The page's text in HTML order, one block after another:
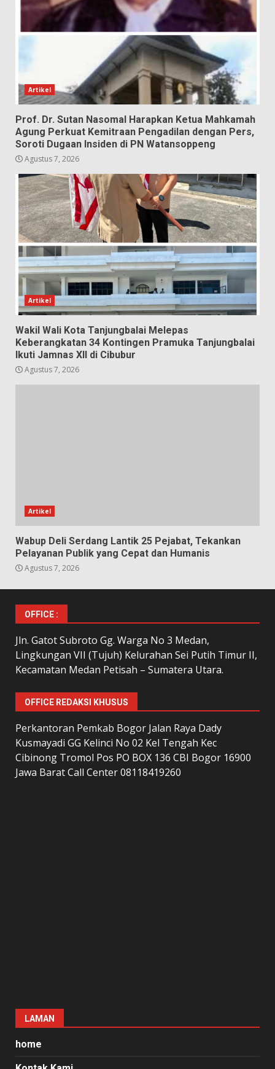
Artikel
Prof. Dr. Sutan Nasomal Harapkan Ketua Mahkamah
Agung Perkuat Kemitraan Pengadilan dengan Pers,
Soroti Dugaan Insiden di PN Watansoppeng
Agustus 7, 2026
Artikel
Wakil Wali Kota Tanjungbalai Melepas
Keberangkatan 34 Kontingen Pramuka Tanjungbalai
Ikuti Jamnas XII di Cibubur
Agustus 7, 2026
Artikel
Wabup Deli Serdang Lantik 25 Pejabat, Tekankan
Pelayanan Publik yang Cepat dan Humanis
Agustus 7, 2026
OFFICE :
Jln. Gatot Subroto Gg. Warga No 3 Medan,
Lingkungan VII (Tujuh) Kelurahan Sei Putih Timur II,
Kecamatan Medan Petisah – Sumatera Utara.
OFFICE REDAKSI KHUSUS
Perkantoran Pemkab Bogor Jalan Raya Dady
Kusmayadi GG Kelinci No 02 Kel Tengah Kec
Cibinong Tromol Pos PO BOX 136 CBI Bogor 16900
Jawa Barat Call Center 08118419260
LAMAN
home